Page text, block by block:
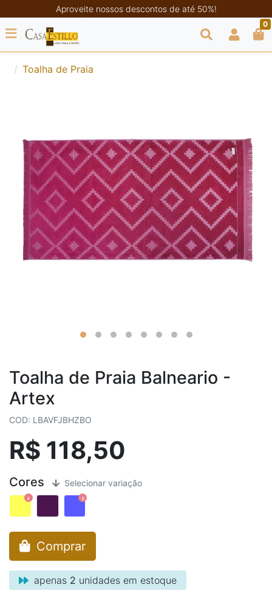
Aproveite nossos descontos de até 50%!
0
Toalha de Praia
Toalha de Praia Balneario -
Artex
COD: LBAVFJBHZBO
R$ 118,50
Cores Selecionar variação
Comprar
apenas 2 unidades em estoque